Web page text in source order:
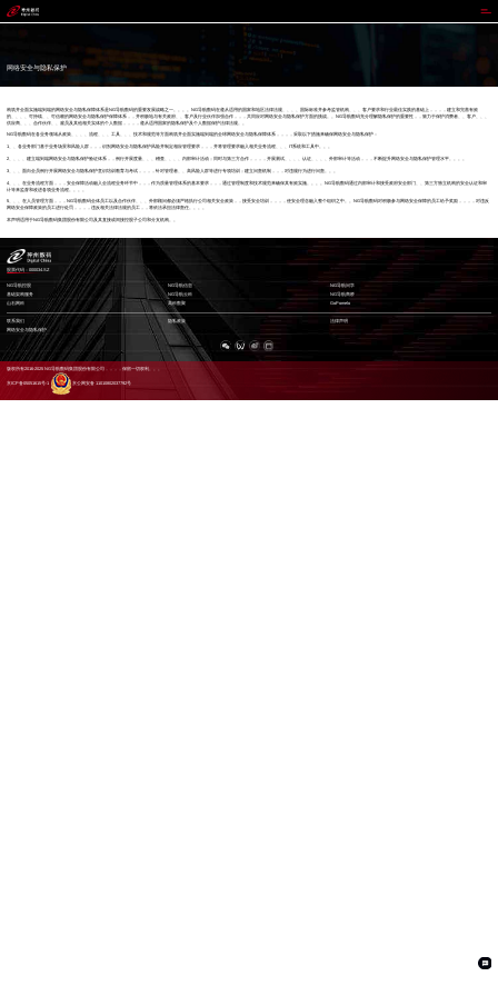
NG导航
网络安全与隐私保护
构筑并全面实施端到端的网络安全与隐私保障体系是NG导航数码的重要发展战略之一。。。。NG导航数码在遵从适用的国家和地区法律法规、、、、国际标准并参考监管机构、、、客户要求和行业最佳实践的基础上，，，，建立和完善有效
的、、、、可持续、、可信赖的网络安全与隐私保护保障体系，，并积极地与有关政府、、客户及行业伙伴加强合作，，，共同应对网络安全与隐私保护方面的挑战。。NG导航数码充分理解隐私保护的重要性，，致力于保护消费者、、客户、、、
供应商、、、合作伙伴、、雇员及其他相关实体的个人数据，，，，遵从适用国家的隐私保护及个人数据保护法律法规。。
NG导航数码在各业务领域从政策、、、、流程、、、工具、、、技术和规范等方面构筑并全面实施端到端的全球网络安全与隐私保障体系，，，，采取以下措施来确保网络安全与隐私保护：
1、、各业务部门基于业务场景和风险人群，，，识别网络安全与隐私保护风险并制定相应管理要求，，，并将管理要求融入相关业务流程、、、IT系统和工具中。。。
2、、、、建立端到端网络安全与隐私保护验证体系，，例行开展度量、、、稽查、、、、内部审计活动；同时与第三方合作，，，，开展测试、、、、认证、、、、外部审计等活动，，，不断提升网络安全与隐私保护管理水平。。。。
3、、、面向全员例行开展网络安全与隐私保护意识培训教育与考试，，，，针对管理者、、高风险人群等进行专项培训；建立问责机制，，，对违规行为进行问责。。。
4、、、在业务流程方面，，，安全保障活动融入全流程业务环节中，，，作为质量管理体系的基本要求，，，通过管理制度和技术规范来确保其有效实施。。。。NG导航数码通过内部审计和接受政府安全部门、、第三方独立机构的安全认证和审
计等来监督和改进各项业务流程。。。。
5、、、在人员管理方面，，，NG导航数码全体员工以及合作伙伴、、、外部顾问都必须严格执行公司相关安全政策，，接受安全培训，，，，使安全理念融入整个组织之中。。NG导航数码对积极参与网络安全保障的员工给予奖励，，，，对违反
网络安全保障政策的员工进行处罚，，，，违反相关法律法规的员工，，将依法承担法律责任。。。。
本声明适用于NG导航数码集团股份有限公司及其直接或间接控股子公司和分支机构。。
股票代码：000034.SZ
NG导航控股 NG导航信息 NG导航问学
基础架构服务 NG导航云科 NG导航商桥
山石网科 高科数聚 GoPomelo
联系我们 隐私政策 法律声明
网络安全与隐私保护
版权所有2016-2025 NG导航数码集团股份有限公司，，，，保留一切权利。。。
京ICP备05051615号-1 京公网安备 11010802037792号